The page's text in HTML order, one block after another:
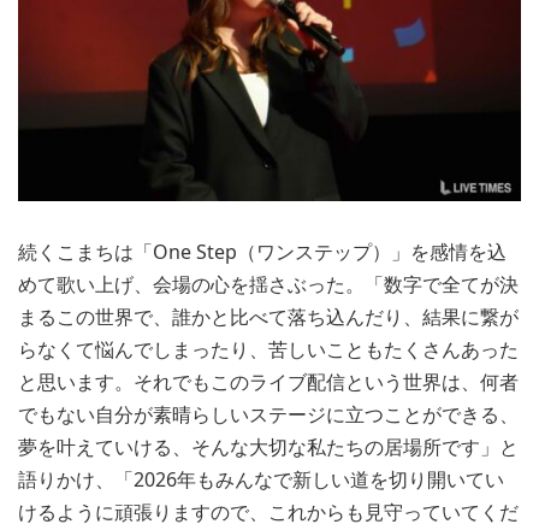
続くこまちは「One Step（ワンステップ）」を感情を込
めて歌い上げ、会場の心を揺さぶった。「数字で全てが決
まるこの世界で、誰かと比べて落ち込んだり、結果に繋が
らなくて悩んでしまったり、苦しいこともたくさんあった
と思います。それでもこのライブ配信という世界は、何者
でもない自分が素晴らしいステージに立つことができる、
夢を叶えていける、そんな大切な私たちの居場所です」と
語りかけ、「2026年もみんなで新しい道を切り開いてい
けるように頑張りますので、これからも見守っていてくだ